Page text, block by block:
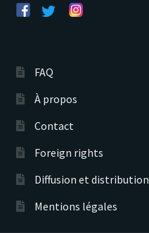
FAQ
À propos
Contact
Foreign rights
Diffusion et distribution
Mentions légales